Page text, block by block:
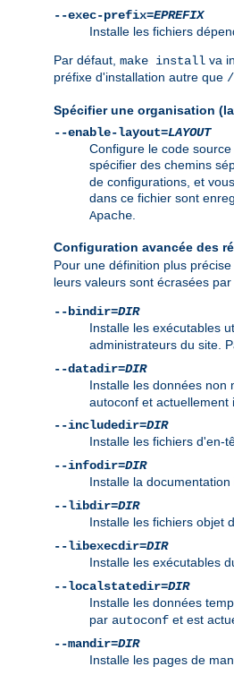
--exec-prefix=EPREFIX
Installe les fichiers
Par défaut, make install va
préfixe d'installation autre que
Spécifier une organisation
--enable-layout=LAYOUT
Configure le code
spécifier des chemins
de configurations, et
dans ce fichier sont
Apache
Configuration avancée des
Pour une définition plus
leurs valeurs sont écrasées
--bindir=DIR
Installe les exécutables
administrateurs du site.
--datadir=DIR
Installe les données non
autoconf et actuellement
--includedir=DIR
Installe les fichiers d'en-
--infodir=DIR
Installe la
--libdir=DIR
Installe les fichiers objet
--libexecdir=DIR
Installe les exécutables
--localstatedir=DIR
Installe les données
par autoconf et est
--mandir=DIR
Installe les pages de